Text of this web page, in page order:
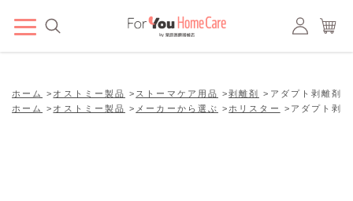
ホーム > オストミー製品 > ストーマケア用品 >剥離剤 > アダプト剥離剤
ホーム
> オストミー製品 > メーカーから選ぶ > ホリスター > アダプト剥